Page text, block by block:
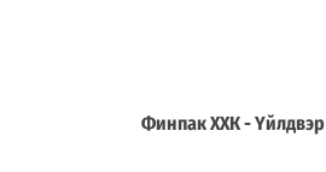
Финпак ХХК - Үйлдвэр